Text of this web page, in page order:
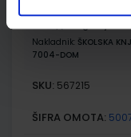
Nakladnik: ŠKOLSKA
7004-DOM
SKU: 567215
ŠIFRA OMOTA: